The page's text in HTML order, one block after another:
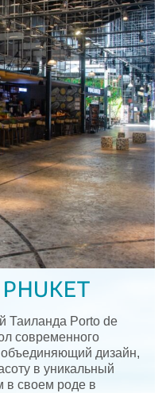
Таиланда Porto de
современного
объединяющий дизайн,
в уникальный
в своем роде в